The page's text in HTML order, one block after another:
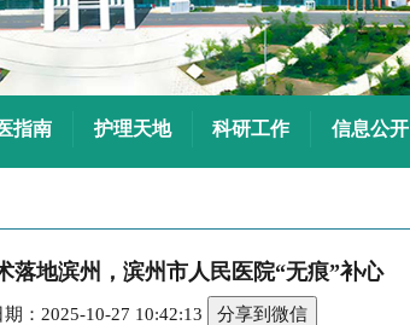
指南 护理天地 科研工作 信息公开
落地滨州，滨州市人民医院“无痕”补心
期：2025-10-27 10:42:13 分享到微信